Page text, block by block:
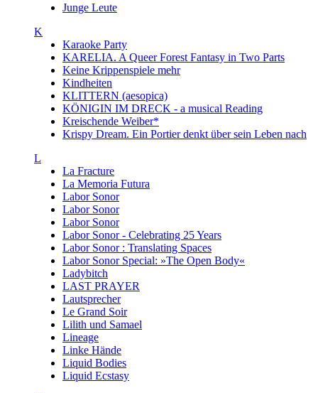
Junge Leute
K
Karaoke Party
KARELIA. A Queer Forest Fantasy in Two Parts
Keine Krippenspiele mehr
Kindheiten
KLITTERN (aesopica)
KÖNIGIN IM DRECK - a musical Reading
Kreischende Weiber*
Krispy Dream. Ein Portier denkt über sein Leben nach
L
La Fracture
La Memoria Futura
Labor Sonor
Labor Sonor
Labor Sonor
Labor Sonor - Celebrating 25 Years
Labor Sonor : Translating Spaces
Labor Sonor Special: »The Open Body«
Ladybitch
LAST PRAYER
Lautsprecher
Le Grand Soir
Lilith und Samael
Lineage
Linke Hände
Liquid Bodies
Liquid Ecstasy